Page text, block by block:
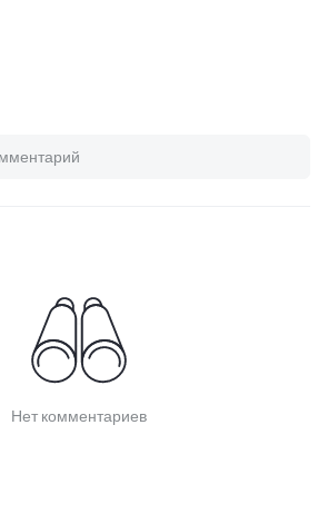
Нет комментариев